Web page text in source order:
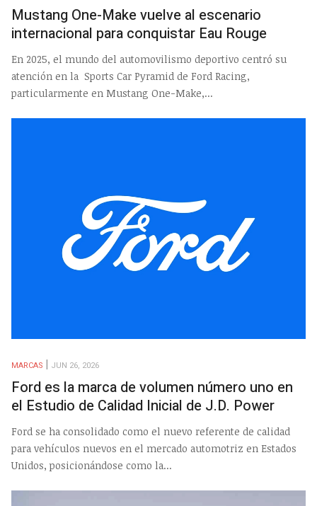
Mustang One-Make vuelve al escenario
internacional para conquistar Eau Rouge
En 2025, el mundo del automovilismo deportivo centró su
atención en la Sports Car Pyramid de Ford Racing,
particularmente en Mustang One-Make,...
MARCAS JUN 26, 2026
Ford es la marca de volumen número uno en
el Estudio de Calidad Inicial de J.D. Power
Ford se ha consolidado como el nuevo referente de calidad
para vehículos nuevos en el mercado automotriz en Estados
Unidos, posicionándose como la...